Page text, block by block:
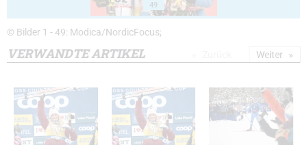
49
© Bilder 1 - 49: Modica/NordicFocus;
VERWANDTE ARTIKEL Weiter